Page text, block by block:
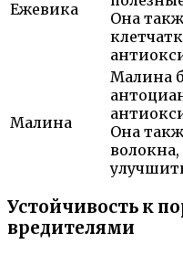
Ежевика
Она
Малина
Малина
Она
Устойчивость к
вредителями